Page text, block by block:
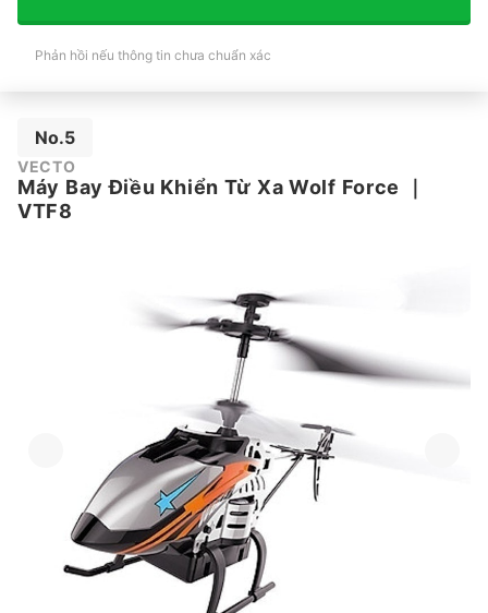
Phản hồi nếu thông tin chưa chuẩn xác
No.5
VECTO
Máy Bay Điều Khiển Từ Xa Wolf Force
VTF8